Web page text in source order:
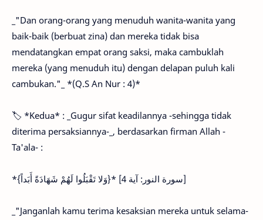
_"Dan orang-orang yang menuduh wanita-wanita yang
baik-baik (berbuat zina) dan mereka tidak bisa
mendatangkan empat orang saksi, maka cambuklah
mereka (yang menuduh itu) dengan delapan puluh kali
cambukan."_ *(Q.S An Nur : 4)*
🏷 *Kedua* : _Gugur sifat keadilannya -sehingga tidak
diterima persaksiannya-_, berdasarkan firman Allah -
Ta'ala- :
*{وَلا تَقْبَلُوا لَهُمْ شَهَادَةً أَبَداً‏}* [سورة النور: آية 4]
_"Janganlah kamu terima kesaksian mereka untuk selama-